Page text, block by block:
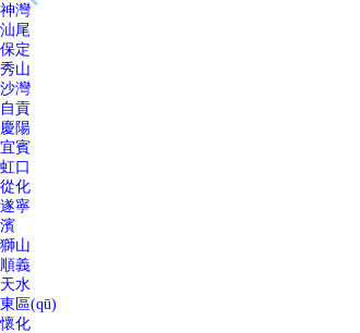
神灣
汕尾
保定
秀山
沙灣
自貢
慶陽
宜賓
虹口
從化
遂寧
濱
獅山
順義
天水
東區(qū)
懷化